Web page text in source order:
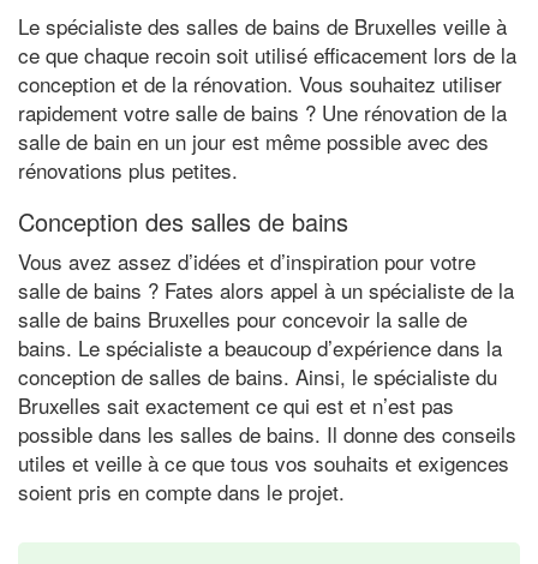
Le spécialiste des salles de bains de Bruxelles veille à
ce que chaque recoin soit utilisé efficacement lors de la
conception et de la rénovation. Vous souhaitez utiliser
rapidement votre salle de bains ? Une rénovation de la
salle de bain en un jour est même possible avec des
rénovations plus petites.
Conception des salles de bains
Vous avez assez d’idées et d’inspiration pour votre
salle de bains ? Fates alors appel à un spécialiste de la
salle de bains Bruxelles pour concevoir la salle de
bains. Le spécialiste a beaucoup d’expérience dans la
conception de salles de bains. Ainsi, le spécialiste du
Bruxelles sait exactement ce qui est et n’est pas
possible dans les salles de bains. Il donne des conseils
utiles et veille à ce que tous vos souhaits et exigences
soient pris en compte dans le projet.